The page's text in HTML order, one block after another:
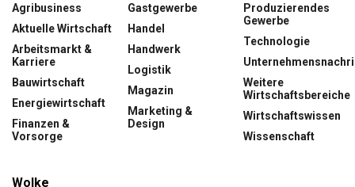
Agribusiness
Aktuelle Wirtschaft
Arbeitsmarkt &
Karriere
Bauwirtschaft
Energiewirtschaft
Finanzen &
Vorsorge
Gastgewerbe
Handel
Handwerk
Logistik
Magazin
Marketing &
Design
Produzierendes
Gewerbe
Technologie
Weitere
Wirtschaftsbereiche
Wirtschaftswissen
Wissenschaft
Wolke